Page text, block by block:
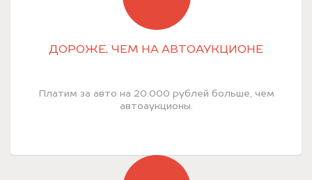
ДОРОЖЕ, ЧЕМ НА АВТОАУКЦИОНЕ
Платим за авто на 20.000 рублей больше, чем
автоаукционы.